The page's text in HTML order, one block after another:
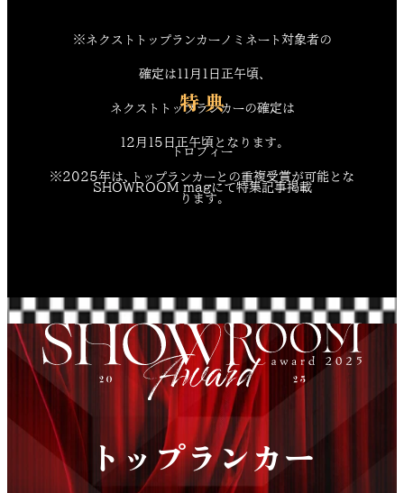
※ネクストトップランカーノミネート対象者の
確定は11月1日正午頃、
ネクストトップランカーの確定は
12月15日正午頃となります。
※2025年は、トップランカーとの重複受賞が可能とな
ります。
特 典
トロフィー
SHOWROOM magにて特集記事掲載
トップランカー